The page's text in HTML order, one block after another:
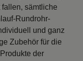
sämtliche
Rundrohr-
und ganz
Zubehör für die
der